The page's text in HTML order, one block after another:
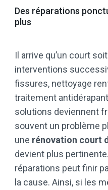
Des réparations
plus
Il arrive qu’un court
interventions
fissures, nettoyage
traitement
solutions deviennent
souvent un problème
une rénovation court
devient plus
réparations peut finir
la cause. Ainsi, si les